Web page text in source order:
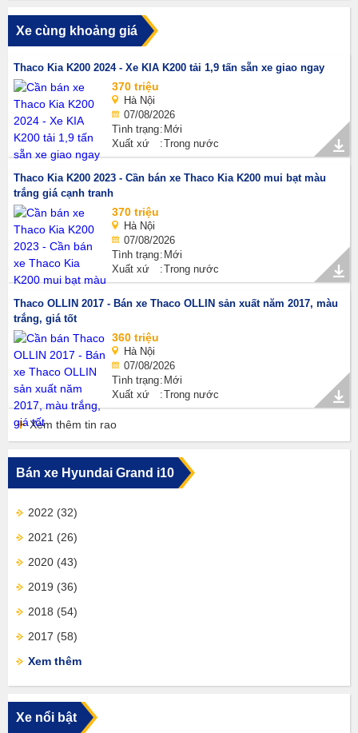
Xe cùng khoảng giá
Thaco Kia K200 2024 - Xe KIA K200 tải 1,9 tấn sẵn xe giao ngay
370 triệu
Hà Nội
07/08/2026
Tình trạng Mới
Xuất xứ
Trong nước
Thaco Kia K200 2023 - Cần bán xe Thaco Kia K200 mui bạt màu
trắng giá cạnh tranh
370 triệu
Hà Nội
07/08/2026
Tình trạng Mới
Xuất xứ
Trong nước
Thaco OLLIN 2017 - Bán xe Thaco OLLIN sản xuất năm 2017, màu
trắng, giá tốt
360 triệu
Hà Nội
07/08/2026
Tình trạng Mới
Xuất xứ
Trong nước
Xem thêm tin rao
Bán xe Hyundai Grand i10
2022 (32)
2021 (26)
2020 (43)
2019 (36)
2018 (54)
2017 (58)
Xem thêm
Xe nổi bật